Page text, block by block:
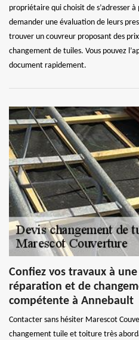
propriétaire qui choisit de s’adresser
demander une évaluation de leurs
trouver un couvreur proposant des
changement de tuiles. Vous pouvez
document rapidement.
Confiez vos travaux à
réparation et de
compétente à Annebault
Contacter sans hésiter Marescot
changement tuile et toiture très